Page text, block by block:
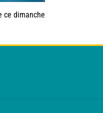
ce dimanche